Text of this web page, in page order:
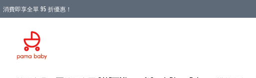
消費即享全單 95 折優惠！